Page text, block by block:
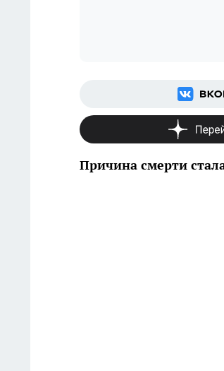
Причина смерти